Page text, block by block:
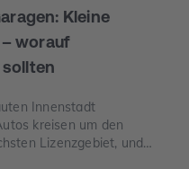
Kleine
worauf
Innenstadt
kreisen um den
Lizenzgebiet, und